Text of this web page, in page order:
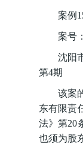
案例
案号
沈阳
第4期
该案
东有限责
法》第20
也须为股